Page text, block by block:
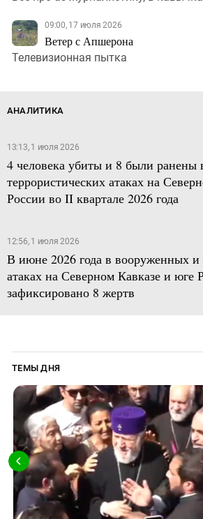
09:00, 17 июля 2026
Ветер с Апшерона
Телевизионная пытка
АНАЛИТИКА
13:13, 1 июля 2026
4 человека убиты и 8 были
террористических атаках на
России во II квартале 2026 года
12:56, 1 июля 2026
В июне 2026 года в вооруженных и
атаках на Северном Кавказе и юге
зафиксировано 8 жертв
ТЕМЫ ДНЯ